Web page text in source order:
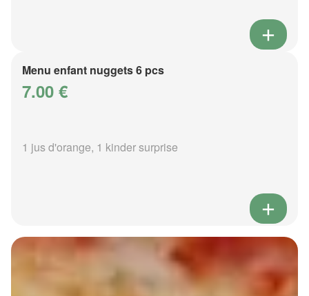
Menu enfant nuggets 6 pcs
7.00 €
1 jus d'orange, 1 kinder surprise